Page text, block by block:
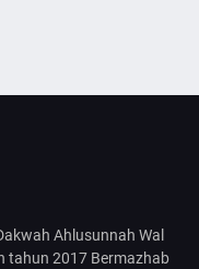
Ahlusunnah Wal
tahun 2017 Bermazhab